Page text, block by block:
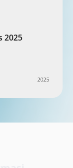
2025
2025